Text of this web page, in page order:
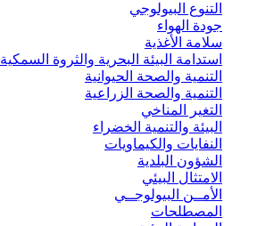
التنوع البيولوجي
جودة الهواء
سلامة الأغذية
استدامة البيئة البحرية والثروة السمكية
التنمية والصحة الحيوانية
التنمية والصحة الزراعية
التغير المناخي
البيئة والتنمية الخضراء
النفايات والكيماويات
الشؤون البلدية
الامتثال البيئي
الأمــن البيولوجــي
المصطلحات